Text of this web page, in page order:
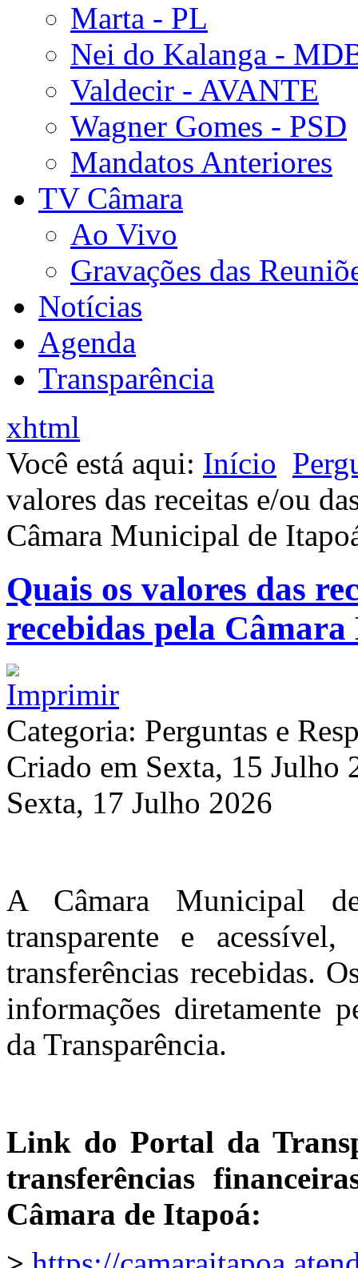
Marta - PL
Nei do Kalanga -
Valdecir - AVANTE
Wagner Gomes - PSD
Mandatos Anteriores
TV Câmara
Ao Vivo
Gravações das
Notícias
Agenda
Transparência
xhtml
Você está aqui: Início
valores das receitas e/ou
Câmara Municipal de
Quais os valores das
recebidas pela
Categoria: Perguntas e
Criado em Sexta, 15 Julho
Sexta, 17 Julho 2026
A Câmara Municipal
transparente e
transferências recebidas.
informações diretamente
da Transparência.
Link do Portal da
transferências
Câmara de Itapoá: